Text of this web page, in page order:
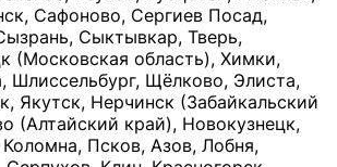
Сафоново, Сергиев Посад,
Сыктывкар, Тверь,
(Московская область), Химки,
Шлиссельбург, Щёлково, Элиста,
Якутск, Нерчинск (Забайкальский
(Алтайский край), Новокузнецк,
Псков, Азов, Лобня,